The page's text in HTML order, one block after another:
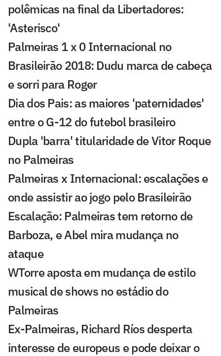
polêmicas na final da Libertadores:
'Asterisco'
Palmeiras 1 x 0 Internacional no
Brasileirão 2018: Dudu marca de cabeça
e sorri para Roger
Dia dos Pais: as maiores 'paternidades'
entre o G-12 do futebol brasileiro
Dupla 'barra' titularidade de Vitor Roque
no Palmeiras
Palmeiras x Internacional: escalações e
onde assistir ao jogo pelo Brasileirão
Escalação: Palmeiras tem retorno de
Barboza, e Abel mira mudança no
ataque
WTorre aposta em mudança de estilo
musical de shows no estádio do
Palmeiras
Ex-Palmeiras, Richard Ríos desperta
interesse de europeus e pode deixar o